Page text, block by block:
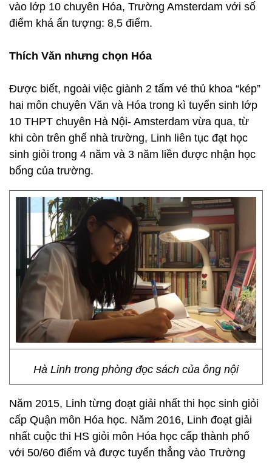
vào lớp 10 chuyên Hóa, Trường Amsterdam với số
điểm khá ấn tượng: 8,5 điểm.
Thích Văn nhưng chọn Hóa
Được biết, ngoài việc giành 2 tấm vé thủ khoa “kép”
hai môn chuyên Văn và Hóa trong kì tuyển sinh lớp
10 THPT chuyên Hà Nội- Amsterdam vừa qua, từ
khi còn trên ghế nhà trường, Linh liên tục đạt học
sinh giỏi trong 4 năm và 3 năm liền được nhận học
bổng của trường.
Hà Linh trong phòng đọc sách của ông nội
Năm 2015, Linh từng đoạt giải nhất thi học sinh giỏi
cấp Quận môn Hóa học. Năm 2016, Linh đoạt giải
nhất cuộc thi HS giỏi môn Hóa học cấp thành phố
với 50/60 điểm và được tuyển thẳng vào Trường